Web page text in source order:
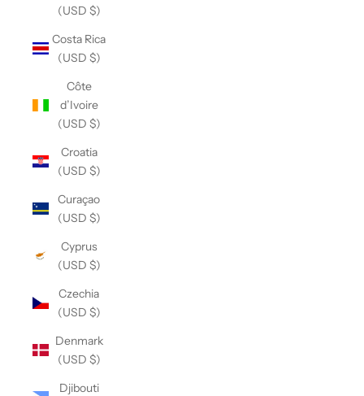
(USD $)
Costa Rica
(USD $)
Côte
d’Ivoire
(USD $)
Croatia
(USD $)
Curaçao
(USD $)
Cyprus
(USD $)
Czechia
(USD $)
Denmark
(USD $)
Djibouti